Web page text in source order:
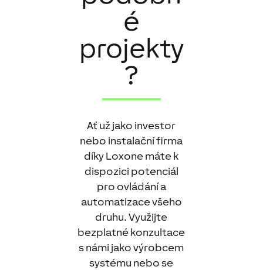
é
projekty
?
Ať už jako investor
nebo instalační firma
díky Loxone máte k
dispozici potenciál
pro ovládání a
automatizace všeho
druhu. Využijte
bezplatné konzultace
s námi jako výrobcem
systému nebo se